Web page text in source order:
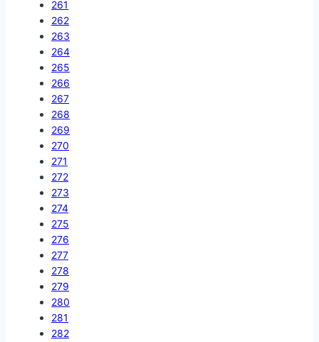
261
262
263
264
265
266
267
268
269
270
271
272
273
274
275
276
277
278
279
280
281
282